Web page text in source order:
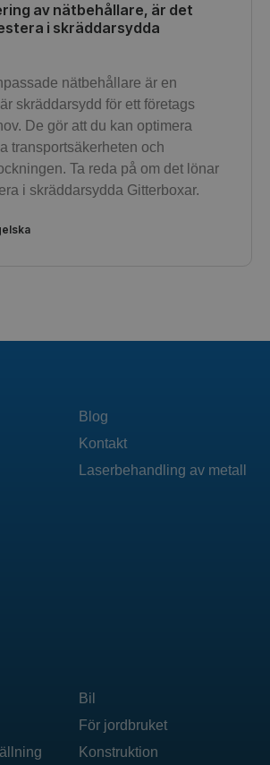
av nätbehållare, är det
i skräddarsydda
nätbehållare är en
skräddarsydd för ett företags
De gör att du kan optimera
transportsäkerheten och
Ta reda på om det lönar
i skräddarsydda Gitterboxar.
Bil
För jordbruket
Konstruktion
Blog
Kontakt
Laserbehandling av metall